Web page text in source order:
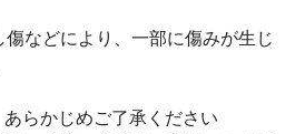
傷などにより、一部に傷みが生じ
らかじめご了承ください